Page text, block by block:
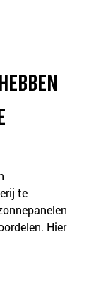
te
Hier